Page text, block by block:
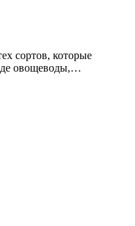
сортов, которые
овощеводы,…